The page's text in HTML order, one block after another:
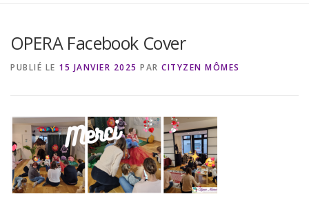
OPERA Facebook Cover
PUBLIÉ LE 15 JANVIER 2025 PAR CITYZEN MÔMES